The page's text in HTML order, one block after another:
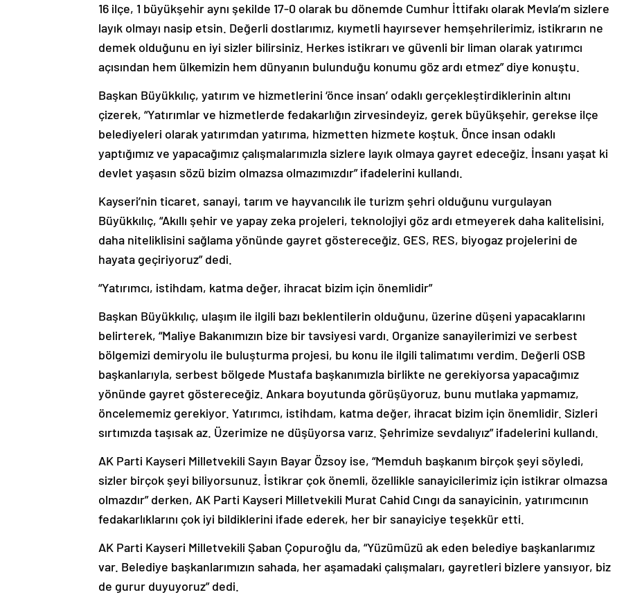
16 ilçe, 1 büyükşehir aynı şekilde 17-0 olarak bu dönemde Cumhur İttifakı olarak Mevla’m sizlere
layık olmayı nasip etsin. Değerli dostlarımız, kıymetli hayırsever hemşehrilerimiz, istikrarın ne
demek olduğunu en iyi sizler bilirsiniz. Herkes istikrarı ve güvenli bir liman olarak yatırımcı
açısından hem ülkemizin hem dünyanın bulunduğu konumu göz ardı etmez” diye konuştu.
Başkan Büyükkılıç, yatırım ve hizmetlerini ‘önce insan’ odaklı gerçekleştirdiklerinin altını
çizerek, “Yatırımlar ve hizmetlerde fedakarlığın zirvesindeyiz, gerek büyükşehir, gerekse ilçe
belediyeleri olarak yatırımdan yatırıma, hizmetten hizmete koştuk. Önce insan odaklı
yaptığımız ve yapacağımız çalışmalarımızla sizlere layık olmaya gayret edeceğiz. İnsanı yaşat ki
devlet yaşasın sözü bizim olmazsa olmazımızdır” ifadelerini kullandı.
Kayseri’nin ticaret, sanayi, tarım ve hayvancılık ile turizm şehri olduğunu vurgulayan
Büyükkılıç, “Akıllı şehir ve yapay zeka projeleri, teknolojiyi göz ardı etmeyerek daha kalitelisini,
daha niteliklisini sağlama yönünde gayret göstereceğiz. GES, RES, biyogaz projelerini de
hayata geçiriyoruz” dedi.
“Yatırımcı, istihdam, katma değer, ihracat bizim için önemlidir”
Başkan Büyükkılıç, ulaşım ile ilgili bazı beklentilerin olduğunu, üzerine düşeni yapacaklarını
belirterek, “Maliye Bakanımızın bize bir tavsiyesi vardı. Organize sanayilerimizi ve serbest
bölgemizi demiryolu ile buluşturma projesi, bu konu ile ilgili talimatımı verdim. Değerli OSB
başkanlarıyla, serbest bölgede Mustafa başkanımızla birlikte ne gerekiyorsa yapacağımız
yönünde gayret göstereceğiz. Ankara boyutunda görüşüyoruz, bunu mutlaka yapmamız,
öncelememiz gerekiyor. Yatırımcı, istihdam, katma değer, ihracat bizim için önemlidir. Sizleri
sırtımızda taşısak az. Üzerimize ne düşüyorsa varız. Şehrimize sevdalıyız” ifadelerini kullandı.
AK Parti Kayseri Milletvekili Sayın Bayar Özsoy ise, “Memduh başkanım birçok şeyi söyledi,
sizler birçok şeyi biliyorsunuz. İstikrar çok önemli, özellikle sanayicilerimiz için istikrar olmazsa
olmazdır” derken, AK Parti Kayseri Milletvekili Murat Cahid Cıngı da sanayicinin, yatırımcının
fedakarlıklarını çok iyi bildiklerini ifade ederek, her bir sanayiciye teşekkür etti.
AK Parti Kayseri Milletvekili Şaban Çopuroğlu da, “Yüzümüzü ak eden belediye başkanlarımız
var. Belediye başkanlarımızın sahada, her aşamadaki çalışmaları, gayretleri bizlere yansıyor, biz
de gurur duyuyoruz” dedi.